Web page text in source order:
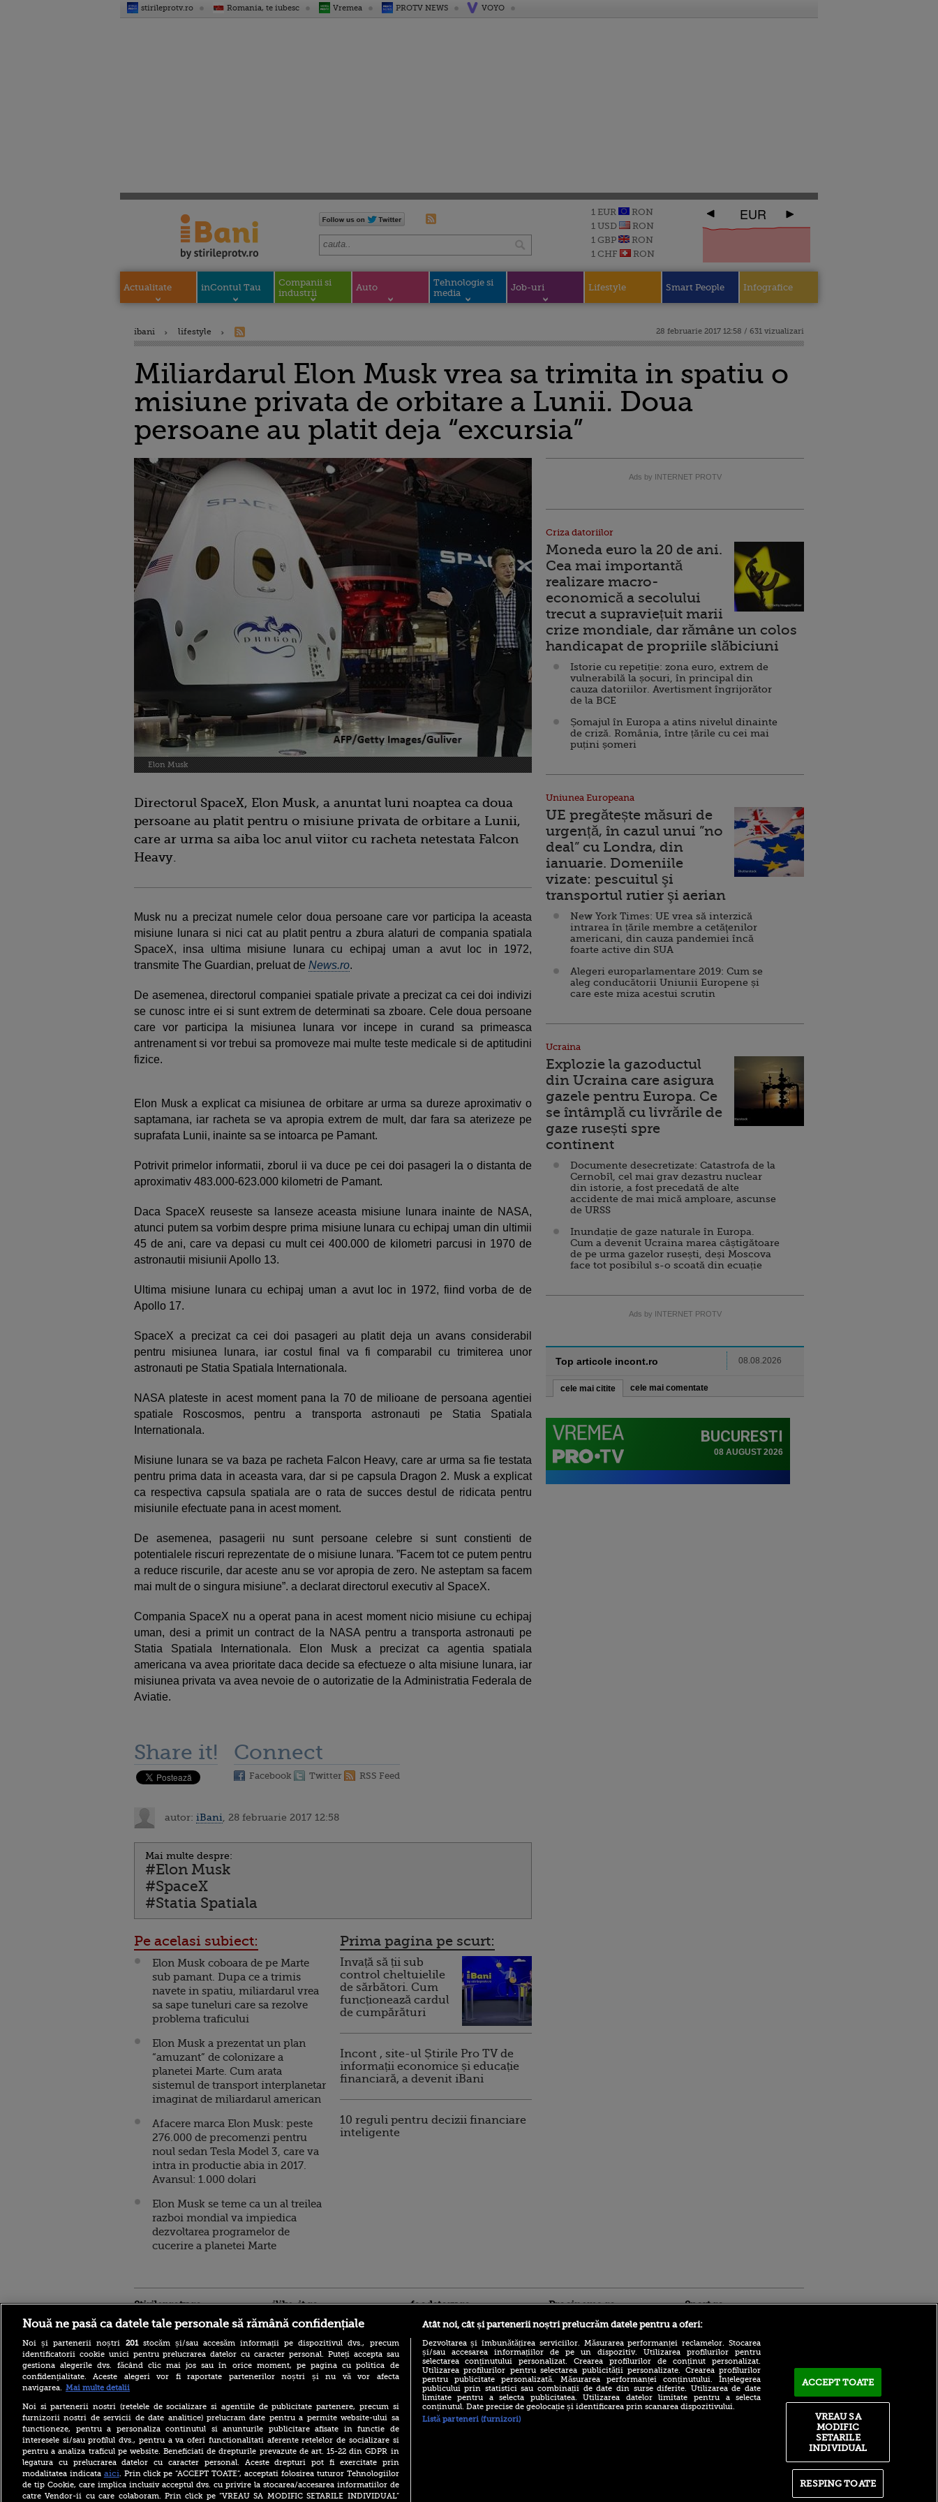
stirileprotv.ro Romania, te iubesc Vremea PROTV NEWS VOYO
1 EUR
RON
1 USD
RON
1 GBP
RON
1 CHF
RON
EUR
Actualitate inContul Tau
Companii si
industrii
Auto
Tehnologie si
media
Job-uri Lifestyle Smart People Infografice
ibani lifestyle 28 februarie 2017 12:58 / 631 vizualizari
Miliardarul Elon Musk vrea sa trimita in spatiu o
misiune privata de orbitare a Lunii. Doua
persoane au platit deja “excursia”
Elon Musk
Directorul SpaceX, Elon Musk, a anuntat luni noaptea ca doua
persoane au platit pentru o misiune privata de orbitare a Lunii,
care ar urma sa aiba loc anul viitor cu racheta netestata Falcon
Heavy.
Musk nu a precizat numele celor doua persoane care vor participa la aceasta
misiune lunara si nici cat au platit pentru a zbura alaturi de compania spatiala
SpaceX, insa ultima misiune lunara cu echipaj uman a avut loc in 1972,
transmite The Guardian, preluat de News.ro.
De asemenea, directorul companiei spatiale private a precizat ca cei doi indivizi
se cunosc intre ei si sunt extrem de determinati sa zboare. Cele doua persoane
care vor participa la misiunea lunara vor incepe in curand sa primeasca
antrenament si vor trebui sa promoveze mai multe teste medicale si de aptitudini
fizice.
Elon Musk a explicat ca misiunea de orbitare ar urma sa dureze aproximativ o
saptamana, iar racheta se va apropia extrem de mult, dar fara sa aterizeze pe
suprafata Lunii, inainte sa se intoarca pe Pamant.
Potrivit primelor informatii, zborul ii va duce pe cei doi pasageri la o distanta de
aproximativ 483.000-623.000 kilometri de Pamant.
Daca SpaceX reuseste sa lanseze aceasta misiune lunara inainte de NASA,
atunci putem sa vorbim despre prima misiune lunara cu echipaj uman din ultimii
45 de ani, care va depasi cu mult cei 400.000 de kilometri parcusi in 1970 de
astronautii misiunii Apollo 13.
Ultima misiune lunara cu echipaj uman a avut loc in 1972, fiind vorba de de
Apollo 17.
SpaceX a precizat ca cei doi pasageri au platit deja un avans considerabil
pentru misiunea lunara, iar costul final va fi comparabil cu trimiterea unor
astronauti pe Statia Spatiala Internationala.
NASA plateste in acest moment pana la 70 de milioane de persoana agentiei
spatiale Roscosmos, pentru a transporta astronauti pe Statia Spatiala
Internationala.
Misiune lunara se va baza pe racheta Falcon Heavy, care ar urma sa fie testata
pentru prima data in aceasta vara, dar si pe capsula Dragon 2. Musk a explicat
ca respectiva capsula spatiala are o rata de succes destul de ridicata pentru
misiunile efectuate pana in acest moment.
De asemenea, pasagerii nu sunt persoane celebre si sunt constienti de
potentialele riscuri reprezentate de o misiune lunara. ”Facem tot ce putem pentru
a reduce riscurile, dar aceste anu se vor apropia de zero. Ne asteptam sa facem
mai mult de o singura misiune”. a declarat directorul executiv al SpaceX.
Compania SpaceX nu a operat pana in acest moment nicio misiune cu echipaj
uman, desi a primit un contract de la NASA pentru a transporta astronauti pe
Statia Spatiala Internationala. Elon Musk a precizat ca agentia spatiala
americana va avea prioritate daca decide sa efectueze o alta misiune lunara, iar
misiunea privata va avea nevoie de o autorizatie de la Administratia Federala de
Aviatie.
Share it! Connect
Facebook Twitter RSS Feed
autor: iBani , 28 februarie 2017 12:58
Mai multe despre:
#Elon Musk
#SpaceX
#Statia Spatiala
Pe acelasi subiect:
Elon Musk coboara de pe Marte
sub pamant. Dupa ce a trimis
navete in spatiu, miliardarul vrea
sa sape tuneluri care sa rezolve
problema traficului
Elon Musk a prezentat un plan
“amuzant” de colonizare a
planetei Marte. Cum arata
sistemul de transport interplanetar
imaginat de miliardarul american
Afacere marca Elon Musk: peste
276.000 de precomenzi pentru
noul sedan Tesla Model 3, care va
intra in productie abia in 2017.
Avansul: 1.000 dolari
Elon Musk se teme ca un al treilea
razboi mondial va impiedica
dezvoltarea programelor de
cucerire a planetei Marte
Prima pagina pe scurt:
Invață să ții sub
control cheltuielile
de sărbători. Cum
funcționează cardul
de cumpărături
Incont , site-ul Știrile Pro TV de
informații economice și educație
financiară, a devenit iBani
10 reguli pentru decizii financiare
inteligente
Ads by INTERNET PROTV
Criza datoriilor
Moneda euro la 20 de ani.
Cea mai importantă
realizare macro-
economică a secolului
trecut a supraviețuit marii
crize mondiale, dar rămâne un colos
handicapat de propriile slăbiciuni
Istorie cu repetiție: zona euro, extrem de
vulnerabilă la șocuri, în principal din
cauza datoriilor. Avertisment îngrijorător
de la BCE
Șomajul în Europa a atins nivelul dinainte
de criză. România, între țările cu cei mai
puțini șomeri
Uniunea Europeana
UE pregătește măsuri de
urgență, în cazul unui ”no
deal” cu Londra, din
ianuarie. Domeniile
vizate: pescuitul şi
transportul rutier şi aerian
New York Times: UE vrea să interzică
intrarea în țările membre a cetăţenilor
americani, din cauza pandemiei încă
foarte active din SUA
Alegeri europarlamentare 2019: Cum se
aleg conducătorii Uniunii Europene și
care este miza acestui scrutin
Ucraina
Explozie la gazoductul
din Ucraina care asigura
gazele pentru Europa. Ce
se întâmplă cu livrările de
gaze rusești spre
continent
Documente desecretizate: Catastrofa de la
Cernobîl, cel mai grav dezastru nuclear
din istorie, a fost precedată de alte
accidente de mai mică amploare, ascunse
de URSS
Inundație de gaze naturale în Europa.
Cum a devenit Ucraina marea câștigătoare
de pe urma gazelor rusești, deși Moscova
face tot posibilul s-o scoată din ecuație
Ads by INTERNET PROTV
Top articole incont.ro 08.08.2026
cele mai citite cele mai comentate
Stirileprotv.ro
Dunărea rămâne la
august. În Ungaria, debitul a
crescut cu 6 centimetri în
ultimele 3 zile la Paks
Vremea azi, 8 august 2026.
România este împărțită între
caniculă și furtună
Andreea Esca, Pavel Bartoș,
Andi Moisescu și Cabral,
surpriza PRO TV pe scena
ilike-it.ro foodstory.ro
(P) Descoperă Lumea
Evenimentelor din România
cu Transilvania Events!
Procinema.ro
Nikolaj Coster-Waldau din
Sport.ro
MERCATO ANGLIA 2026 |
Niță sunt invitații lui Andrei
Nouă ne pasă ca datele tale personale să rămână confidențiale
Noi și partenerii noștri 201stocăm și/sau accesăm informații pe dispozitivul dvs., precum
identificatorii cookie unici pentru prelucrarea datelor cu caracter personal. Puteți accepta sau
gestiona alegerile dvs. făcând clic mai jos sau în orice moment, pe pagina cu politica de
confidențialitate. Aceste alegeri vor fi raportate partenerilor noștri și nu vă vor afecta
navigarea. Mai multe detalii
Noi si partenerii nostri (retelele de socializare si agentiile de publicitate partenere, precum si
furnizorii nostri de servicii de date analitice) prelucram date pentru a permite website-ului sa
functioneze, pentru a personaliza continutul si anunturile publicitare afisate in functie de
interesele si/sau profilul dvs., pentru a va oferi functionalitati aferente retelelor de socializare si
pentru a analiza traficul pe website. Beneficiati de drepturile prevazute de art. 15-22 din GDPR in
legatura cu prelucrarea datelor cu caracter personal. Aceste drepturi pot fi exercitate prin
modalitatea indicata aici. Prin click pe “ACCEPT TOATE”, acceptati folosirea tuturor Tehnologiilor
de tip Cookie, care implica inclusiv acceptul dvs. cu privire la stocarea/accesarea informatiilor de
catre Vendor-ii cu care colaboram. Prin click pe “VREAU SA MODIFIC SETARILE INDIVIDUAL”
Atât noi, cât și partenerii noștri prelucrăm datele pentru a oferi:
Dezvoltarea și îmbunătățirea serviciilor. Măsurarea performanței reclamelor. Stocarea
și/sau accesarea informațiilor de pe un dispozitiv. Utilizarea profilurilor pentru
selectarea conținutului personalizat. Crearea profilurilor de conținut personalizat.
Utilizarea profilurilor pentru selectarea publicității personalizate. Crearea profilurilor
pentru publicitate personalizată. Măsurarea performanței conținutului. Înțelegerea
publicului prin statistici sau combinații de date din surse diferite. Utilizarea de date
limitate pentru a selecta publicitatea. Utilizarea datelor limitate pentru a selecta
conținutul. Date precise de geolocație și identificarea prin scanarea dispozitivului.
Listă parteneri (furnizori)
ACCEPT TOATE
RESPING TOATE
VREAU SA
MODIFIC
SETARILE
INDIVIDUAL